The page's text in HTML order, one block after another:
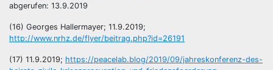
abgerufen: 13.9.2019
(16) Georges Hallermayer; 11.9.2019;
http://www.nrhz.de/flyer/beitrag.php?id=26191
(17) 11.9.2019; https://peacelab.blog/2019/09/jahreskonferenz-des-